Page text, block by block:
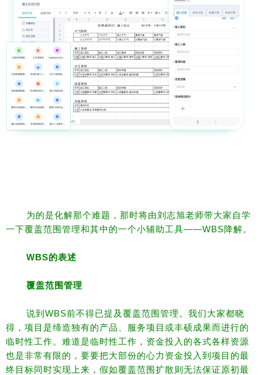
为的是化解那个难题，那时将由刘志旭老师带大家自学
一下覆盖范围管理和其中的一个小辅助工具——WBS降解。
WBS的表述
覆盖范围管理
说到WBS前不得已提及覆盖范围管理。 我们大家都晓
得，项目是缔造独有的产品、服务项目或丰硕成果而进行的
临时性工作。难道是临时性工作，资金投入的各式各样资源
也是非常有限的，要要把大部份的心力资金投入到项目的最
终目标同时实现上来，假如覆盖范围扩散则无法保证原初最